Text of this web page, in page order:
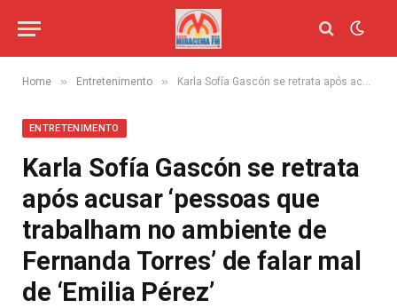
Home » Entretenimento » Karla Sofía Gascón se retrata após acusar ‘pessoas que trabalham no ambiente de Fernanda Torres’ de falar mal de ‘Emilia Pérez’
ENTRETENIMENTO
Karla Sofía Gascón se retrata
após acusar ‘pessoas que
trabalham no ambiente de
Fernanda Torres’ de falar mal
de ‘Emilia Pérez’